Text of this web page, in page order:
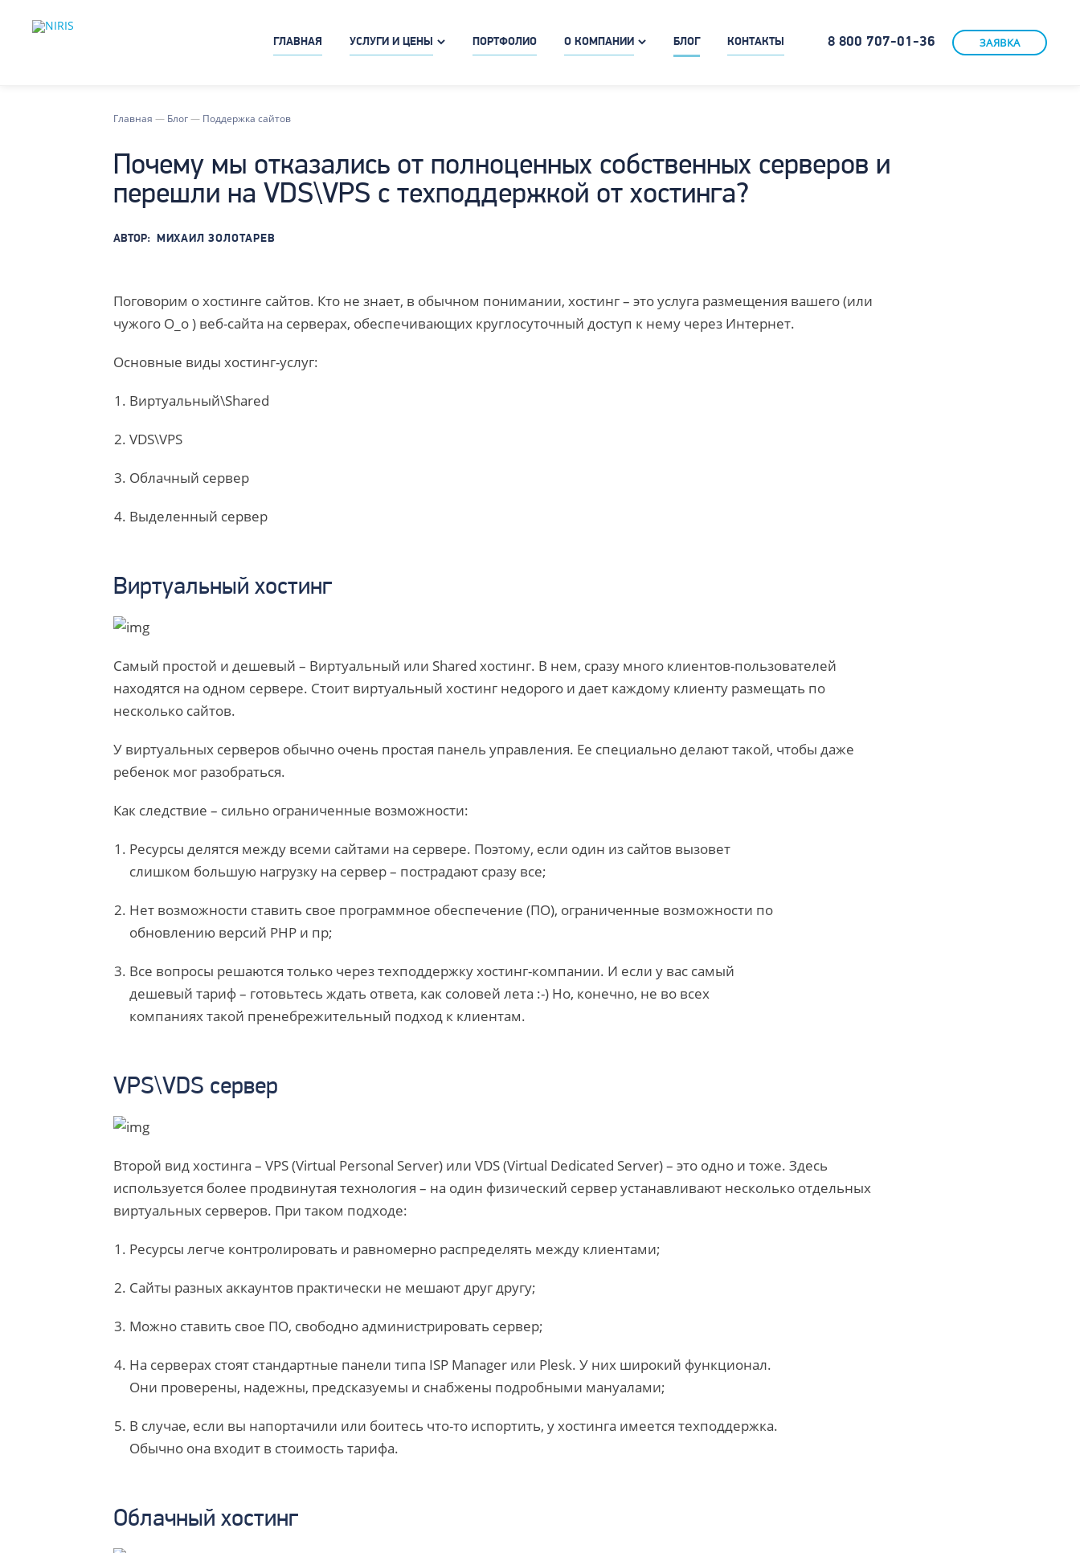
ГЛАВНАЯ УСЛУГИ И ЦЕНЫ ПОРТФОЛИО О КОМПАНИИ БЛОГ КОНТАКТЫ 8 800 707-01-36 ЗАЯВКА
Главная — Блог— Поддержка сайтов
Почему мы отказались от полноценных собственных серверов и
перешли на VDS\VPS с техподдержкой от хостинга?
АВТОР: МИХАИЛ ЗОЛОТАРЕВ
Поговорим о хостинге сайтов. Кто не знает, в обычном понимании, хостинг – это услуга размещения вашего (или
чужого O_o ) веб-сайта на серверах, обеспечивающих круглосуточный доступ к нему через Интернет.
Основные виды хостинг-услуг:
Виртуальный\Shared
VDS\VPS
Облачный сервер
Выделенный сервер
Виртуальный хостинг
Самый простой и дешевый – Виртуальный или Shared хостинг. В нем, сразу много клиентов-пользователей
находятся на одном сервере. Стоит виртуальный хостинг недорого и дает каждому клиенту размещать по
несколько сайтов.
У виртуальных серверов обычно очень простая панель управления. Ее специально делают такой, чтобы даже
ребенок мог разобраться.
Как следствие – сильно ограниченные возможности:
Ресурсы делятся между всеми сайтами на сервере. Поэтому, если один из сайтов вызовет
слишком большую нагрузку на сервер – пострадают сразу все;
Нет возможности ставить свое программное обеспечение (ПО), ограниченные возможности по
обновлению версий PHP и пр;
Все вопросы решаются только через техподдержку хостинг-компании. И если у вас самый
дешевый тариф – готовьтесь ждать ответа, как соловей лета :-) Но, конечно, не во всех
компаниях такой пренебрежительный подход к клиентам.
VPS\VDS сервер
Второй вид хостинга – VPS (Virtual Personal Server) или VDS (Virtual Dedicated Server) – это одно и тоже. Здесь
используется более продвинутая технология – на один физический сервер устанавливают несколько отдельных
виртуальных серверов. При таком подходе:
Ресурсы легче контролировать и равномерно распределять между клиентами;
Сайты разных аккаунтов практически не мешают друг другу;
Можно ставить свое ПО, свободно администрировать сервер;
На серверах стоят стандартные панели типа ISP Manager или Plesk. У них широкий функционал.
Они проверены, надежны, предсказуемы и снабжены подробными мануалами;
В случае, если вы напортачили или боитесь что-то испортить, у хостинга имеется техподдержка.
Обычно она входит в стоимость тарифа.
Облачный хостинг